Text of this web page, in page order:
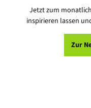
Jetzt zum
inspirieren lassen
Zur